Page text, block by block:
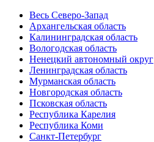
Весь Северо-Запад
Архангельская область
Калининградская область
Вологодская область
Ненецкий автономный округ
Ленинградская область
Мурманская область
Новгородская область
Псковская область
Республика Карелия
Республика Коми
Санкт-Петербург